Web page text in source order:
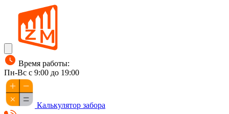
Время работы:
Пн-Вс с 9:00 до 19:00
Калькулятор забора